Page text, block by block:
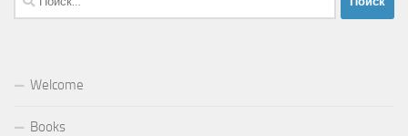
Welcome
Books